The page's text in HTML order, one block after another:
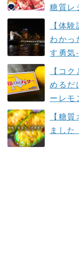
糖質レ
【体
わかっ
す勇気
【コ
めるだ
ーレモ
【糖
ました